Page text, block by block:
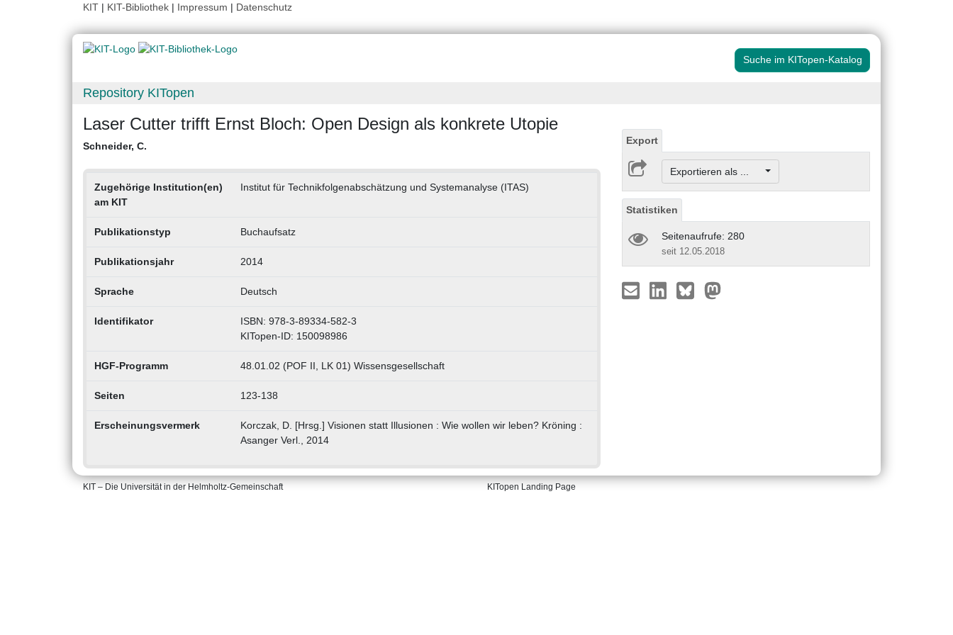
KIT | KIT-Bibliothek | Impressum | Datenschutz
Suche im KITopen-Katalog
Repository KITopen
Laser Cutter trifft Ernst Bloch: Open Design als konkrete Utopie
Schneider, C.
Zugehörige Institution(en)
am KIT
Institut für Technikfolgenabschätzung und Systemanalyse (ITAS)
Publikationstyp Buchaufsatz
Publikationsjahr 2014
Sprache Deutsch
Identifikator
ISBN: 978-3-89334-582-3
KITopen-ID: 150098986
HGF-Programm 48.01.02 (POF II, LK 01) Wissensgesellschaft
Seiten 123-138
Erscheinungsvermerk
Korczak, D. [Hrsg.] Visionen statt Illusionen : Wie wollen wir leben? Kröning :
Asanger Verl., 2014
Export
Exportieren als ...
Statistiken
Seitenaufrufe: 280
seit 12.05.2018
KIT – Die Universität in der Helmholtz-Gemeinschaft KITopen Landing Page